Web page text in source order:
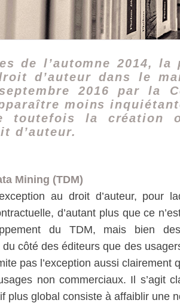
de l’automne 2014,
d’auteur dans le
2016 par la
moins
toutefois la création
d’auteur.
Mining (TDM)
au droit d’auteur, pour
d’autant plus que ce
du TDM, mais bien des
du côté des éditeurs que des
pas l’exception aussi clairement
non commerciaux. Il s’agit
plus global consiste à affaiblir une